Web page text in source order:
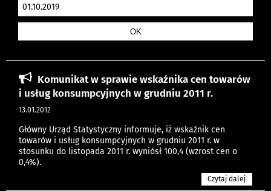
Komunikat w sprawie wskaźnika cen towarów
i usług konsumpcyjnych w grudniu 2011 r.
13.01.2012
Główny Urząd Statystyczny informuje, iż wskaźnik cen
towarów i usług konsumpcyjnych w grudniu 2011 r. w
stosunku do listopada 2011 r. wyniósł 100,4 (wzrost cen o
0,4%).
Czytaj dalej